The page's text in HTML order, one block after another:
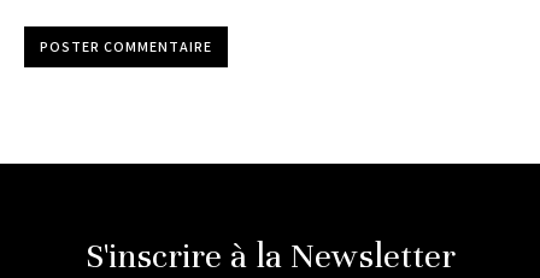
POSTER COMMENTAIRE
S'inscrire à la Newsletter